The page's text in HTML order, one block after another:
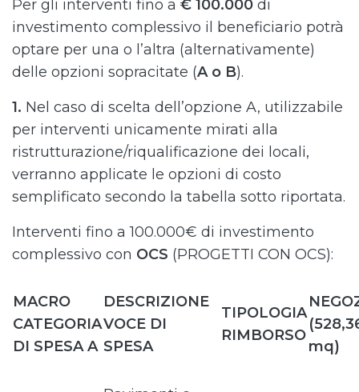
Per gli interventi fino a € 100.000 di
investimento complessivo il beneficiario potrà
optare per una o l’altra (alternativamente)
delle opzioni sopracitate (A o B).
1. Nel caso di scelta dell’opzione A, utilizzabile
per interventi unicamente mirati alla
ristrutturazione/riqualificazione dei locali,
verranno applicate le opzioni di costo
semplificato secondo la tabella sotto riportata.
Interventi fino a 100.000€ di investimento
complessivo con OCS (PROGETTI CON OCS):
MACRO
CATEGORIA
DI SPESA A
DESCRIZIONE
VOCE DI
SPESA
TIPOLOGIA
RIMBORSO
mq)